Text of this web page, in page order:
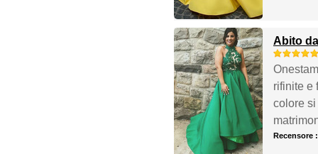
Abito
rifinite e
colore
Recensore